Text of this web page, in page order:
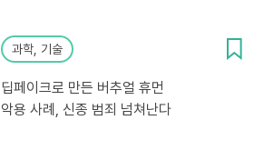
과학, 기술
딥페이크로 만든 버추얼 휴먼
악용 사례, 신종 범죄 넘쳐난다